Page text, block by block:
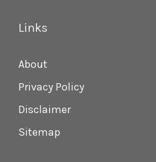
Links
About
Privacy Policy
Disclaimer
Sitemap